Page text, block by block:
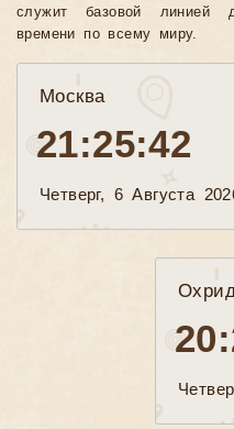
служит базовой линией
времени по всему миру.
Москва
21:25:43
Четверг, 6 Августа